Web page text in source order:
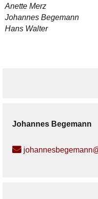
Anette Merz
Johannes Begemann
Hans Walter
Johannes Begemann